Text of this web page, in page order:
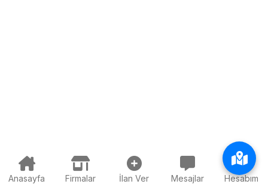
Anasayfa Firmalar İlan Ver Mesajlar Hesabım